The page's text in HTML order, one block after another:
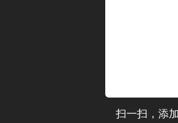
扫一扫，添